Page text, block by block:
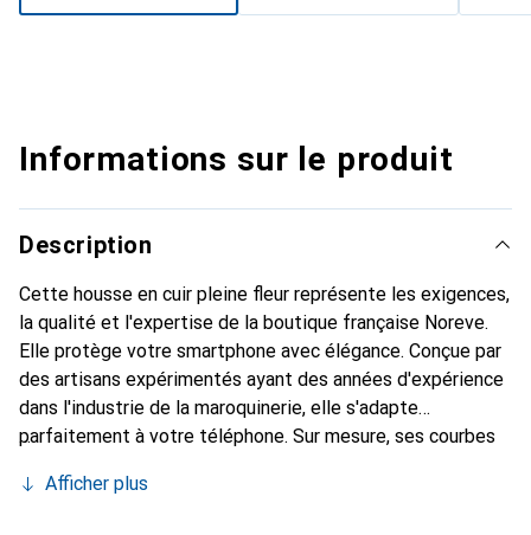
Informations sur le produit
Description
Cette housse en cuir pleine fleur représente les exigences,
la qualité et l'expertise de la boutique française Noreve.
Elle protège votre smartphone avec élégance. Conçue par
des artisans expérimentés ayant des années d'expérience
dans l'industrie de la maroquinerie, elle s'adapte
parfaitement à votre téléphone. Sur mesure, ses courbes
devient l'accessoire chic et indispensable pour votre
Afficher plus